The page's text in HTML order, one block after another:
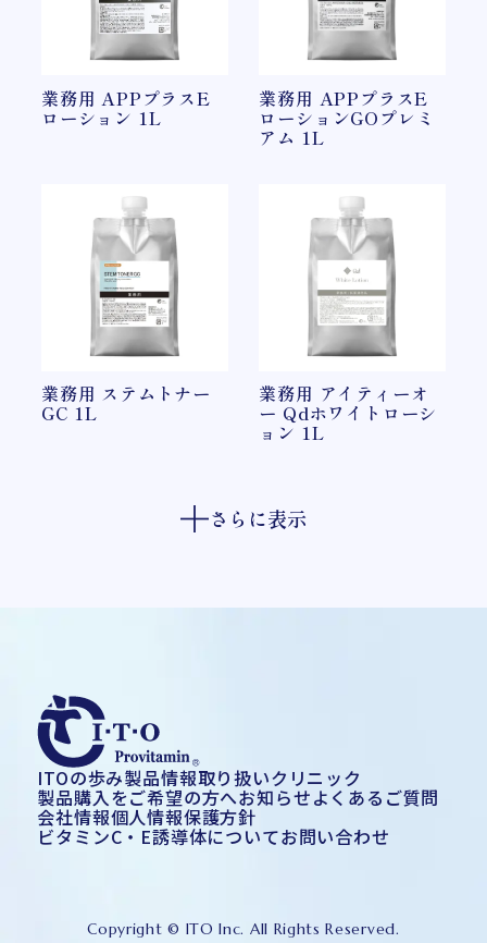
業務用 APPプラスE
ローション 1L
業務用 APPプラスE
ローションGOプレミ
アム 1L
業務用 ステムトナー
GC 1L
業務用 アイティーオ
ー Qdホワイトローシ
ョン 1L
さらに表示
ITOの歩み製品情報取り扱いクリニック
製品購入をご希望の方へお知らせよくあるご質問
会社情報個人情報保護方針
ビタミンC・E誘導体についてお問い合わせ
Copyright © ITO Inc. All Rights Reserved.